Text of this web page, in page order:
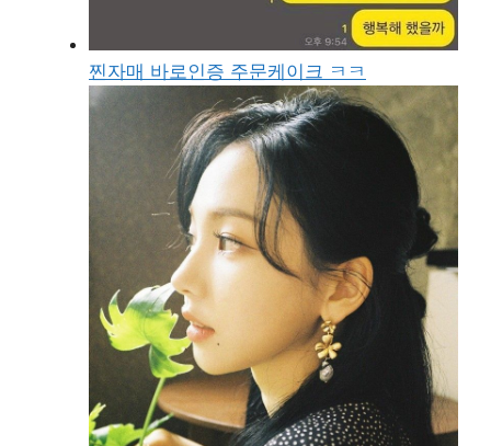
찐자매 바로인증 주문케이크 ㅋㅋ